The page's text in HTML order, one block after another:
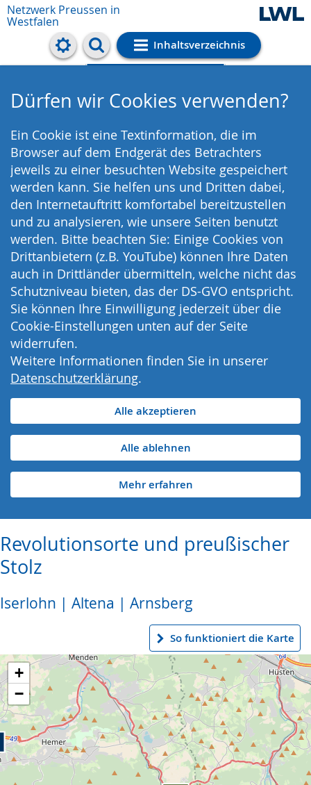
Netzwerk Preussen in
Westfalen
Inhaltsverzeichnis
Cookie-Einstellungen
Dürfen wir Cookies verwenden?
Ein Cookie ist eine Textinformation, die im
Browser auf dem Endgerät des Betrachters
jeweils zu einer besuchten Website gespeichert
werden kann. Sie helfen uns und Dritten dabei,
den Internetauftritt komfortabel bereitzustellen
und zu analysieren, wie unsere Seiten benutzt
werden. Bitte beachten Sie: Einige Cookies von
Drittanbietern (z.B. YouTube) können Ihre Daten
auch in Drittländer übermitteln, welche nicht das
Schutzniveau bieten, das der DS-GVO entspricht.
Sie können Ihre Einwilligung jederzeit über die
Cookie-Einstellungen unten auf der Seite
widerrufen.
Weitere Informationen finden Sie in unserer
Datenschutzerklärung.
Alle akzeptieren
Alle ablehnen
Mehr erfahren
Revolutionsorte und preußischer
Stolz
Iserlohn | Altena | Arnsberg
So funktioniert die Karte
+
−